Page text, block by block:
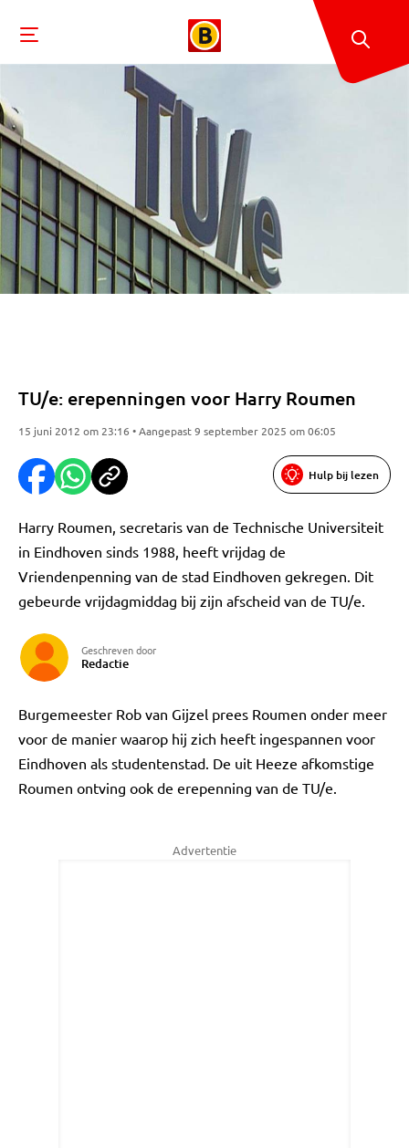
TU/e: erepenningen voor Harry Roumen
15 juni 2012 om 23:16 • Aangepast 9 september 2025 om 06:05
Hulp bij lezen
Harry Roumen, secretaris van de Technische Universiteit
in Eindhoven sinds 1988, heeft vrijdag de
Vriendenpenning van de stad Eindhoven gekregen. Dit
gebeurde vrijdagmiddag bij zijn afscheid van de TU/e.
Geschreven door
Redactie
Burgemeester Rob van Gijzel prees Roumen onder meer
voor de manier waarop hij zich heeft ingespannen voor
Eindhoven als studentenstad. De uit Heeze afkomstige
Roumen ontving ook de erepenning van de TU/e.
Advertentie